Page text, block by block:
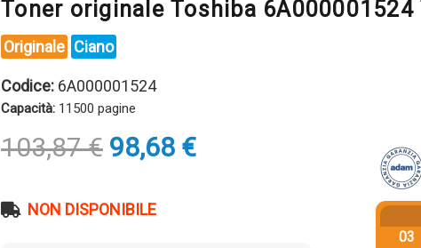
Toner originale Toshiba 6A000001524
Originale Ciano
Codice: 6A000001524
Capacità: 11500 pagine
103,87€ Il
prezzo
era:
98,68 €Il
NON DISPONIBILE
03